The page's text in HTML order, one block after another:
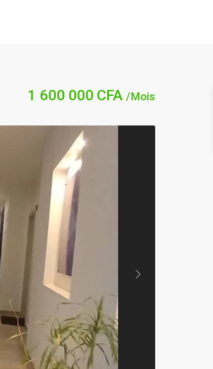
1 600 000 CFA /Mois